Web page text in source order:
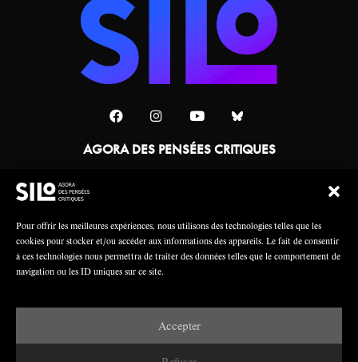
Pour offrir les meilleures expériences, nous utilisons des technologies telles que les
cookies pour stocker et/ou accéder aux informations des appareils. Le fait de consentir
à ces technologies nous permettra de traiter des données telles que le comportement de
navigation ou les ID uniques sur ce site.
Accepter
AGORA DES PENSÉES CRITIQUES